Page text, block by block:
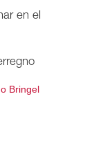
en el
Bringel